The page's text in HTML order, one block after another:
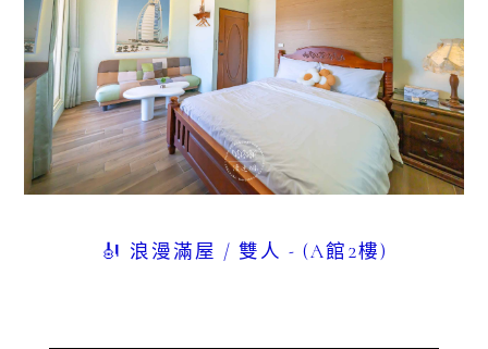
🎻 浪漫滿屋 / 雙人 - (A館2樓)